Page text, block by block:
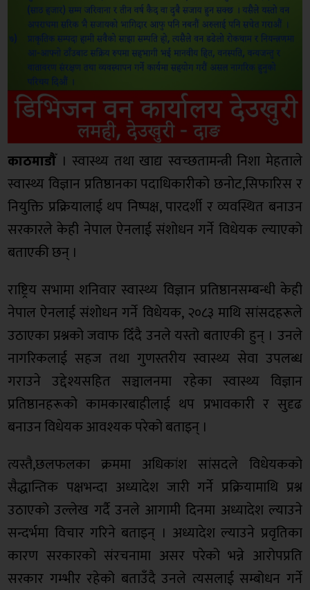
काठमाडौँ। स्वास्थ्य तथा खाद्य स्वच्छतामन्त्री निशा मेहताले
स्वास्थ्य विज्ञान प्रतिष्ठानका पदाधिकारीको छनोट,सिफारिस र
नियुक्ति प्रक्रियालाई थप निष्पक्ष, पारदर्शी र व्यवस्थित बनाउन
सरकारले केही नेपाल ऐनलाई संशोधन गर्ने विधेयक ल्याएको
बताएकी छन् ।
राष्ट्रिय सभामा शनिवार स्वास्थ्य विज्ञान प्रतिष्ठानसम्बन्धी केही
नेपाल ऐनलाई संशोधन गर्ने विधेयक, २०८३ माथि सांसदहरूले
उठाएका प्रश्नको जवाफ दिँदै उनले यस्तो बताएकी हुन् । उनले
नागरिकलाई सहज तथा गुणस्तरीय स्वास्थ्य सेवा उपलब्ध
गराउने उद्देश्यसहित सञ्चालनमा रहेका स्वास्थ्य विज्ञान
प्रतिष्ठानहरूको कामकारबाहीलाई थप प्रभावकारी र सुदृढ
बनाउन विधेयक आवश्यक परेको बताइन् ।
त्यस्तै,छलफलका क्रममा अधिकांश सांसदले विधेयकको
सैद्धान्तिक पक्षभन्दा अध्यादेश जारी गर्ने प्रक्रियामाथि प्रश्न
उठाएको उल्लेख गर्दै उनले आगामी दिनमा अध्यादेश ल्याउने
सन्दर्भमा विचार गरिने बताइन् । अध्यादेश ल्याउने प्रवृतिका
कारण सरकारको संरचनामा असर परेको भन्ने आरोपप्रति
सरकार गम्भीर रहेको बताउँदै उनले त्यसलाई सम्बोधन गर्ने